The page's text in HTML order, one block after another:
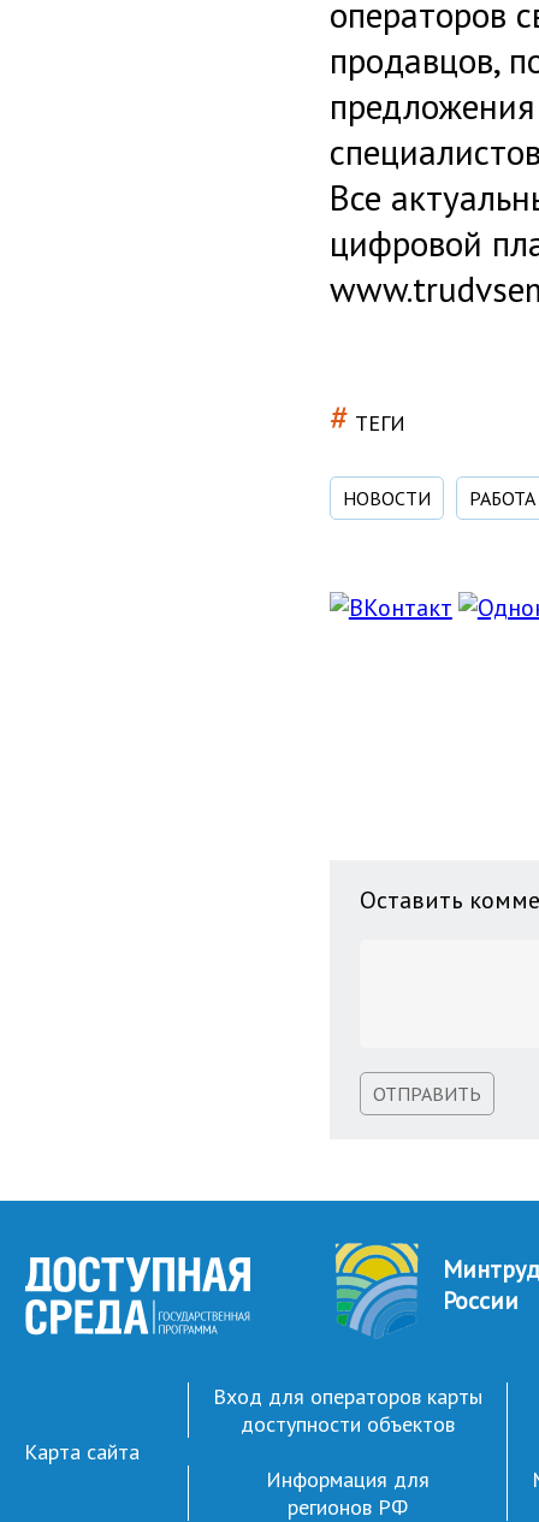
операторов
продавцов,
Все
цифровой
# ТЕГИ
НОВОСТИ
Оставить
ОТПРАВИТЬ
Минтруд
России
Карта сайта
Вход для операторов карты
доступности объектов
Информация для
регионов РФ